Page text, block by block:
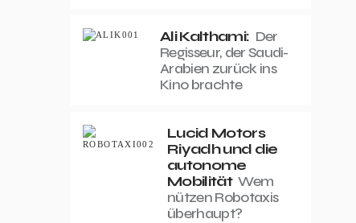
Ali Kalthami: Der
Regisseur, der Saudi-
Arabien zurück ins
Kino brachte
Lucid Motors
Riyadh und die
autonome
Mobilität Wem
nützen Robotaxis
überhaupt?